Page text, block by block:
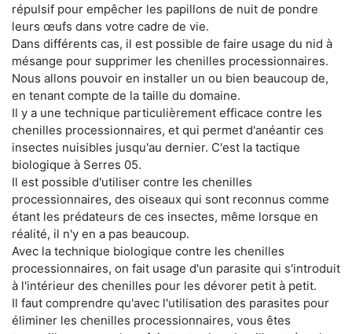
répulsif pour empêcher les papillons de nuit de pondre
leurs œufs dans votre cadre de vie.
Dans différents cas, il est possible de faire usage du nid à
mésange pour supprimer les chenilles processionnaires.
Nous allons pouvoir en installer un ou bien beaucoup de,
en tenant compte de la taille du domaine.
Il y a une technique particulièrement efficace contre les
chenilles processionnaires, et qui permet d'anéantir ces
insectes nuisibles jusqu'au dernier. C'est la tactique
biologique à Serres 05.
Il est possible d'utiliser contre les chenilles
processionnaires, des oiseaux qui sont reconnus comme
étant les prédateurs de ces insectes, même lorsque en
réalité, il n'y en a pas beaucoup.
Avec la technique biologique contre les chenilles
processionnaires, on fait usage d'un parasite qui s'introduit
à l'intérieur des chenilles pour les dévorer petit à petit.
Il faut comprendre qu'avec l'utilisation des parasites pour
éliminer les chenilles processionnaires, vous êtes